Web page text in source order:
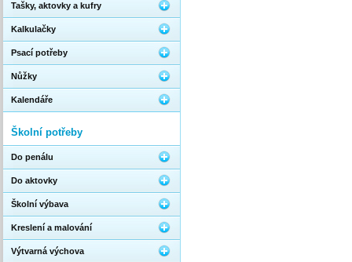
Tašky, aktovky a kufry
Kalkulačky
Psací potřeby
Nůžky
Kalendáře
Školní potřeby
Do penálu
Do aktovky
Školní výbava
Kreslení a malování
Výtvarná výchova